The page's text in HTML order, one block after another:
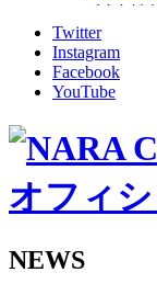
グッズ
ファン
普及・
ホーム
その他
2026/
2026/
Twitter
Instagram
Facebook
YouTube
NEWS